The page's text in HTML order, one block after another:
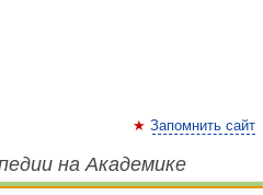
Запомнить сайт
на Академике